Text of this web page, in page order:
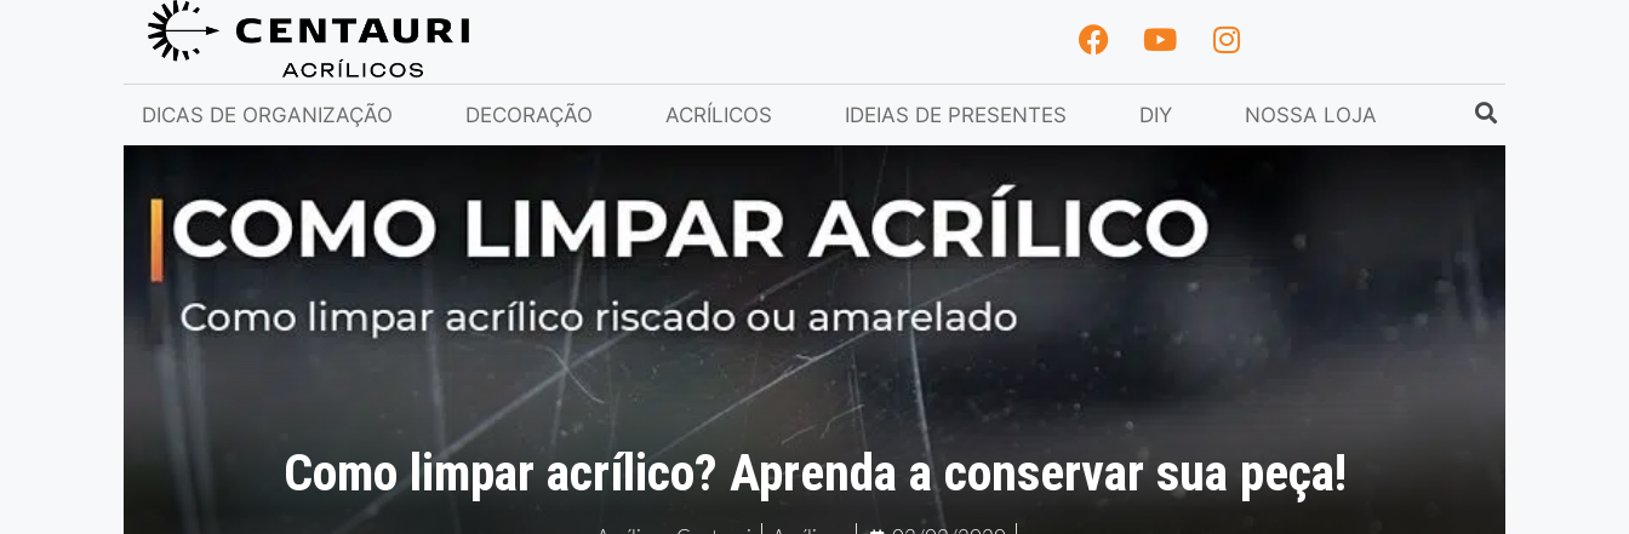
DICAS DE ORGANIZAÇÃO DECORAÇÃO ACRÍLICOS IDEIAS DE PRESENTES DIY NOSSA LOJA
Como limpar acrílico? Aprenda a conservar sua peça!